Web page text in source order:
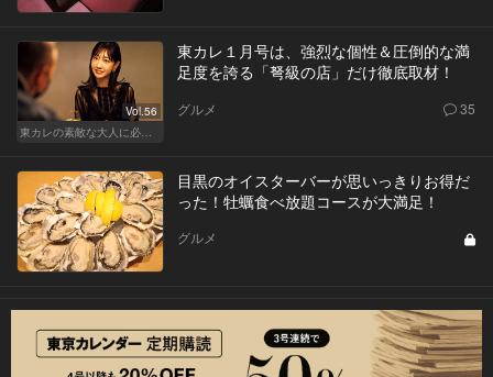
Vol.56
東カレの素敵な大人に必要なこと
東カレ１月号は、強烈な個性＆圧倒的な満
足度を誇る「弩級の店」だけ徹底取材！
グルメ 35
目黒のオイスターバーが思いっきりお得だ
った！牡蠣食べ放題コースが大満足！
グルメ